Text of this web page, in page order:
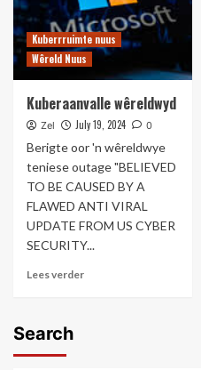
Kuberrruimte nuus
Wêreld Nuus
Kuberaanvalle wêreldwyd
Zel July 19, 2024 0
Berigte oor 'n wêreldwye
teniese outage "BELIEVED
TO BE CAUSED BY A
FLAWED ANTI VIRAL
UPDATE FROM US CYBER
SECURITY...
Lees verder
Search